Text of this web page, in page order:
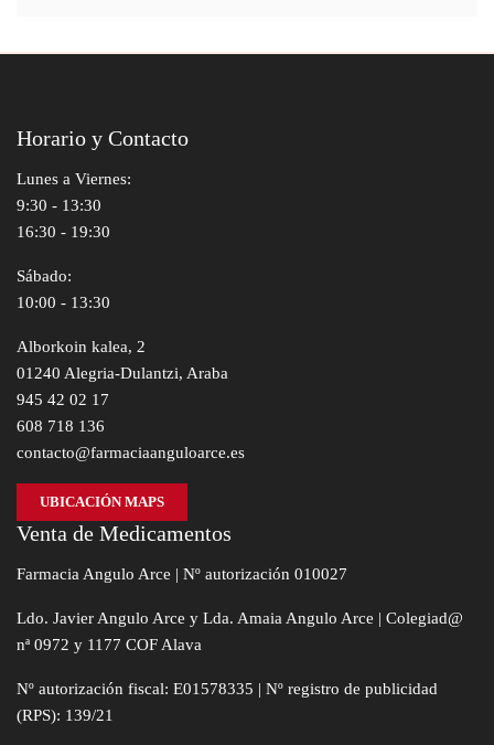
Horario y Contacto
Lunes a Viernes:
9:30 - 13:30
16:30 - 19:30
Sábado:
10:00 - 13:30
Alborkoin kalea, 2
01240 Alegria-Dulantzi, Araba
945 42 02 17
608 718 136
contacto@farmaciaanguloarce.es
UBICACIÓN MAPS
Venta de Medicamentos
Farmacia Angulo Arce | Nº autorización 010027
Ldo. Javier Angulo Arce y Lda. Amaia Angulo Arce | Colegiad@
nª 0972 y 1177 COF Alava
Nº autorización fiscal: E01578335 | Nº registro de publicidad
(RPS): 139/21